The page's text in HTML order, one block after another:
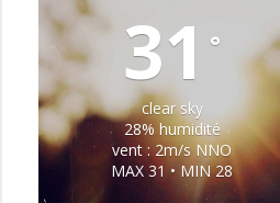
31 °
clear sky
28% humidité
vent : 2m/s NNO
MAX 31 • MIN 28